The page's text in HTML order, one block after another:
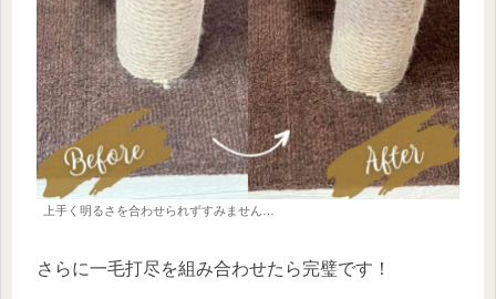
上手く明るさを合わせられずすみません…
さらに一毛打尽を組み合わせたら完璧です！